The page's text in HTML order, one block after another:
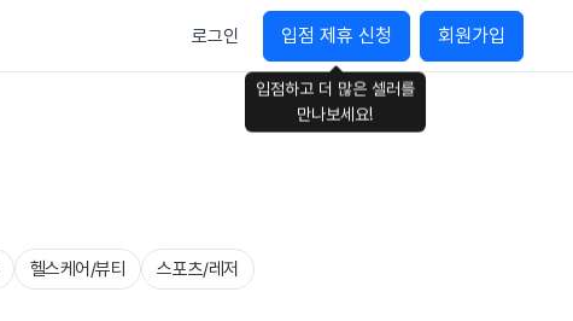
로그인 입점 제휴 신청
입점하고 더 많은 셀러를
만나보세요!
회원가입
헬스케어/뷰티 스포츠/레저